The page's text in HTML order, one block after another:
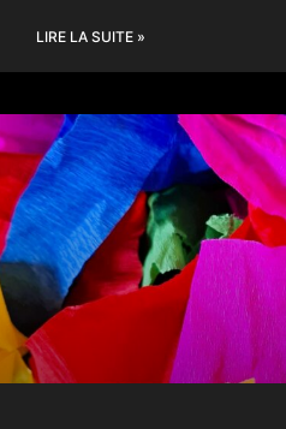
LIRE LA SUITE »